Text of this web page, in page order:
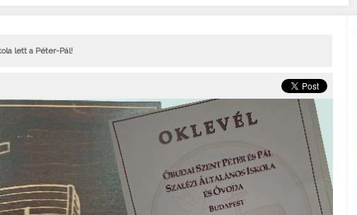
lett a Péter-Pál!